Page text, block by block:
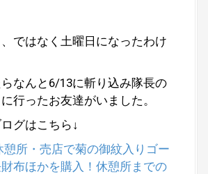
ではなく土曜日になったわけ
なんと6/13に斬り込み隊長の
行ったお友達がいました。
グはこちら↓
憩所・売店で菊の御紋入りゴー
布ほかを購入！休憩所までの